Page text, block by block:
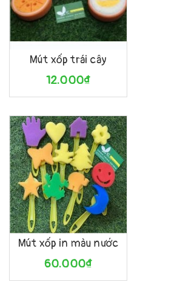
Mút xốp trái cây
12.000₫
Mút xốp in màu nước
60.000₫
Tùy chọn Xem nhanh